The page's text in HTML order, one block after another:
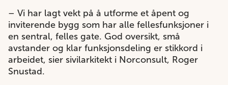
– Vi har lagt vekt på å utforme et åpent og
inviterende bygg som har alle fellesfunksjoner i
en sentral, felles gate. God oversikt, små
avstander og klar funksjonsdeling er stikkord i
arbeidet, sier sivilarkitekt i Norconsult, Roger
Snustad.